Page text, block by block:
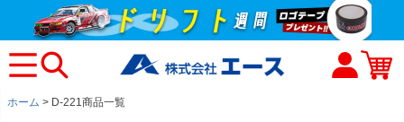
ホーム D-221商品一覧